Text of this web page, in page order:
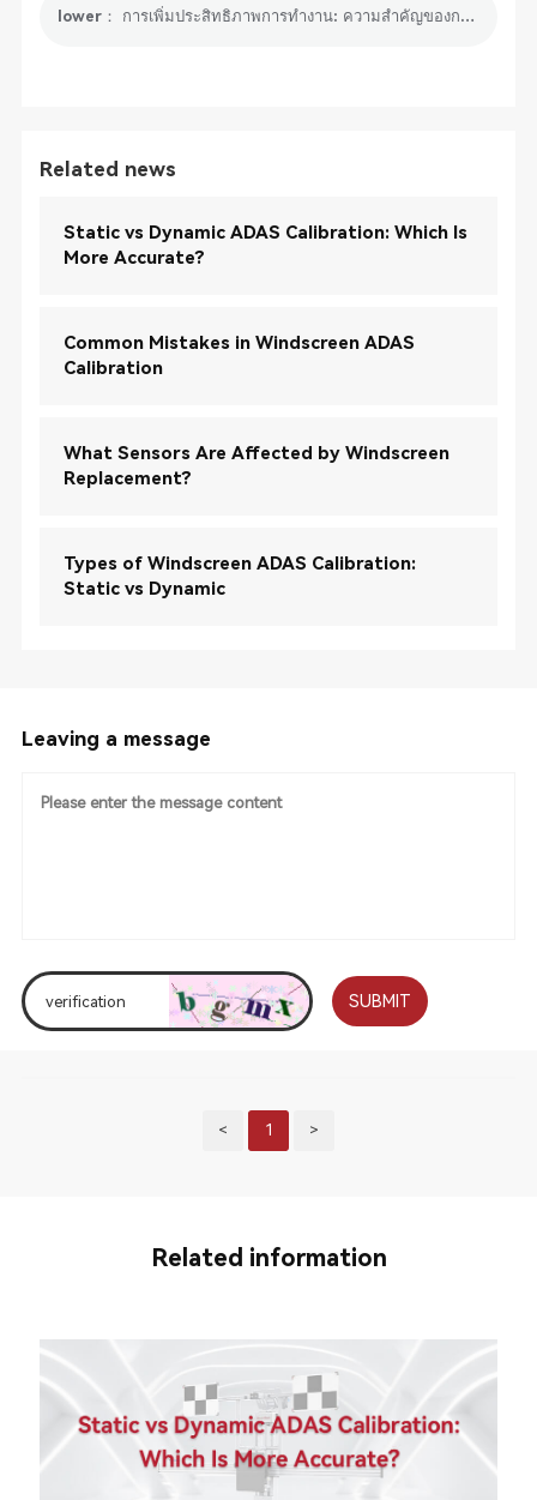
lower： การเพิ่มประสิทธิภาพการทำงาน: ความสำคัญของการรีเซ็ตตำแหน่งคันเร่งอิเล็กทรอนิกส์ในรถของคุณ
Related news
Static vs Dynamic ADAS Calibration: Which Is
More Accurate?
Common Mistakes in Windscreen ADAS
Calibration
What Sensors Are Affected by Windscreen
Replacement?
Types of Windscreen ADAS Calibration:
Static vs Dynamic
Leaving a message
SUBMIT
< 1 >
Related information